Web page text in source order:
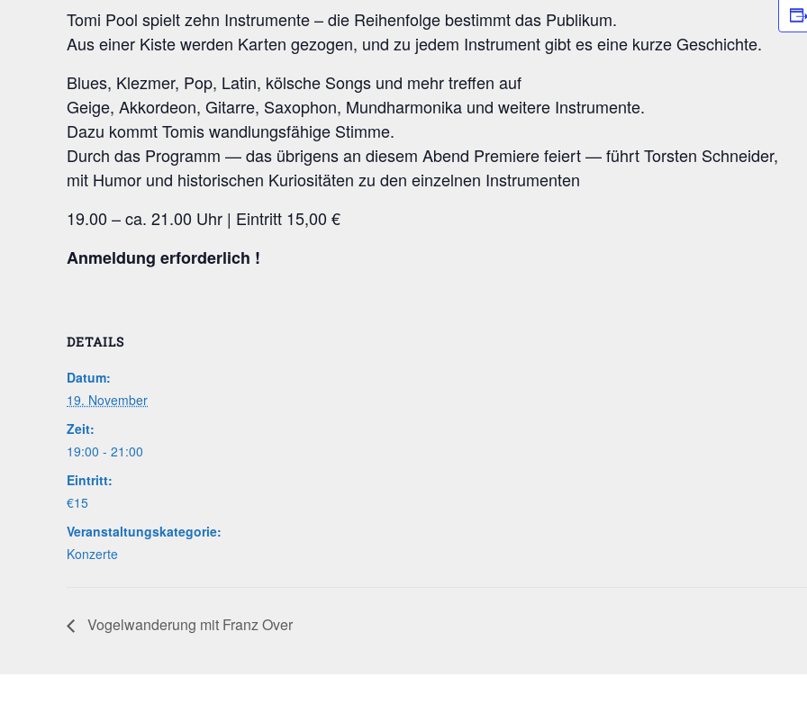
Tomi Pool spielt zehn Instru­men­te – die Rei­hen­fol­ge bestimmt das Publikum.
Aus einer Kis­te wer­den Kar­ten gezo­gen, und zu jedem Instru­ment gibt es eine kur­ze Geschichte.
Blues, Klez­mer, Pop, Latin, köl­sche Songs und mehr tref­fen auf
Gei­ge, Akkor­de­on, Gitar­re, Saxo­phon, Mund­har­mo­ni­ka und wei­te­re Instrumente.
Dazu kommt Tomis wand­lungs­fä­hi­ge Stimme.
Durch das Pro­gramm — das übri­gens an die­sem Abend Pre­mie­re fei­ert — führt Tors­ten Schneider,
mit Humor und his­to­ri­schen Kurio­si­tä­ten zu den ein­zel­nen Instrumenten
19.00 – ca. 21.00 Uhr | Ein­tritt 15,00 €
Anmel­dung erforderlich !
DETAILS
Datum:
19. November
Zeit:
19:00 - 21:00
Eintritt:
€15
Veranstaltungskategorie:
Konzerte
Vogel­wan­de­rung mit Franz Over